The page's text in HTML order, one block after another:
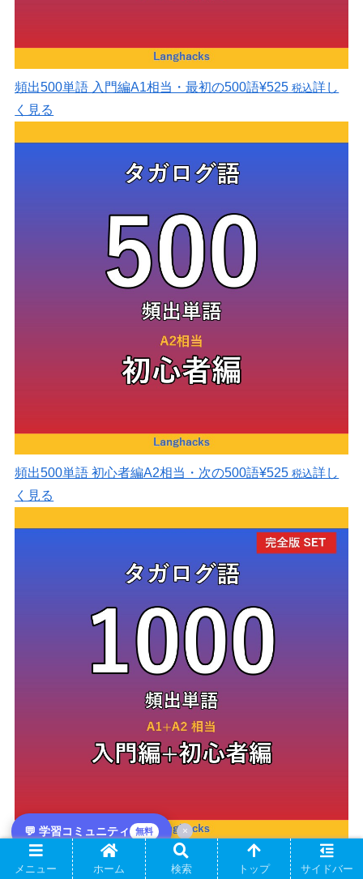
頻出500単語 入門編A1相当・最初の500語¥525 税込詳し
く見る
頻出500単語 初心者編A2相当・次の500語¥525 税込詳し
く見る
2冊セット（入門+初心者） 入門+初心者を15%OFF ¥893
💬 学習コミュニティ 無料 ×
メニュー ホーム 検索 トップ サイドバー